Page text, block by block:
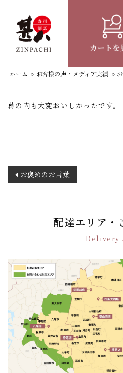
お褒めの
ホーム » お客様の声・メディア実績 »
幕の内も大変おいしかったです。
稿
ン
お褒めのお言葉
配達エリア・
Delivery